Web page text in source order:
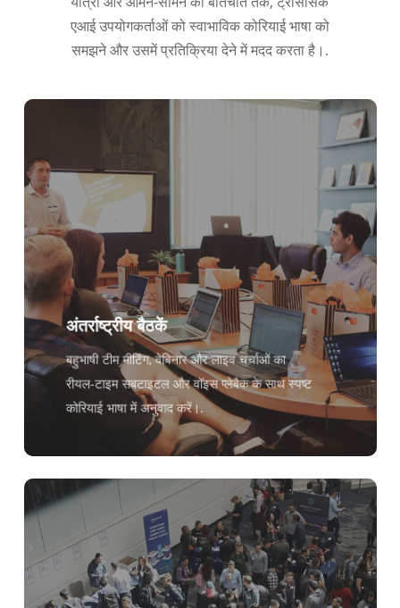
एआई उपयोगकर्ताओं को स्वाभाविक कोरियाई भाषा को
समझने और उसमें प्रतिक्रिया देने में मदद करता है।.
अंतर्राष्ट्रीय बैठकें
बहुभाषी टीम मीटिंग, वेबिनार और लाइव चर्चाओं का
रीयल-टाइम सबटाइटल और वॉइस प्लेबैक के साथ स्पष्ट
कोरियाई भाषा में अनुवाद करें।.